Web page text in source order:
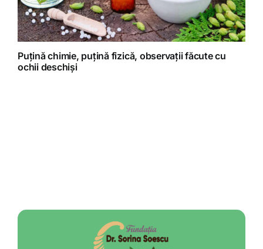
Puțină chimie, puțină fizică, observații făcute cu
ochii deschiși